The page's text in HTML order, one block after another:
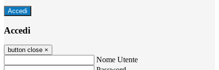
Accedi
Accedi
button close ×
Nome Utente